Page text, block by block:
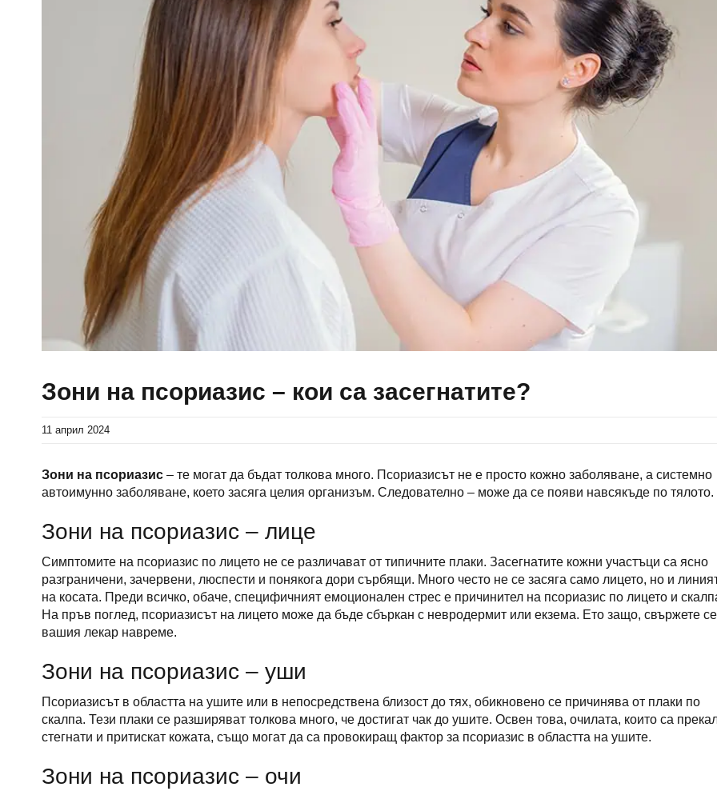
Зони на псориазис – кои са засегнатите?
11 април 2024
Зони на псориазис – те могат да бъдат толкова много. Псориазисът не е просто кожно заболяване, а системно
автоимунно заболяване, което засяга целия организъм. Следователно – може да се появи навсякъде по тялото.
Зони на псориазис – лице
Симптомите на псориазис по лицето не се различават от типичните плаки. Засегнатите кожни участъци са ясно
разграничени, зачервени, люспести и понякога дори сърбящи. Много често не се засяга само лицето, но и
на косата. Преди всичко, обаче, специфичният емоционален стрес е причинител на псориазис по лицето и
На пръв поглед, псориазисът на лицето може да бъде сбъркан с невродермит или екзема. Ето защо, свържете
вашия лекар навреме.
Зони на псориазис – уши
Псориазисът в областта на ушите или в непосредствена близост до тях, обикновено се причинява от плаки по
скалпа. Тези плаки се разширяват толкова много, че достигат чак до ушите. Освен това, очилата, които са
стегнати и притискат кожата, също могат да са провокиращ фактор за псориазис в областта на ушите.
Зони на псориазис – очи